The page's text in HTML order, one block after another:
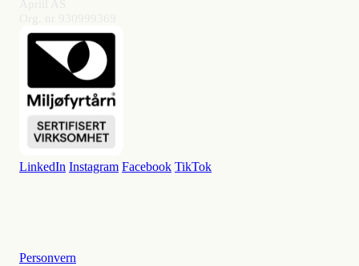
LinkedIn Instagram Facebook TikTok
Personvern